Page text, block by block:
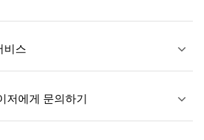
비스
저에게 문의하기